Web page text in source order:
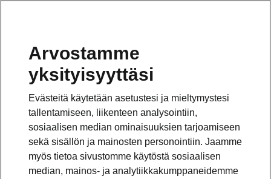
This page is a supplementary page of the opening page.
Get back to the opening page.
Arvostamme
yksityisyyttäsi
Evästeitä käytetään asetustesi ja mieltymystesi
tallentamiseen, liikenteen analysointiin,
sosiaalisen median ominaisuuksien tarjoamiseen
sekä sisällön ja mainosten personointiin. Jaamme
myös tietoa sivustomme käytöstä sosiaalisen
median, mainos- ja analytiikkakumppaneidemme